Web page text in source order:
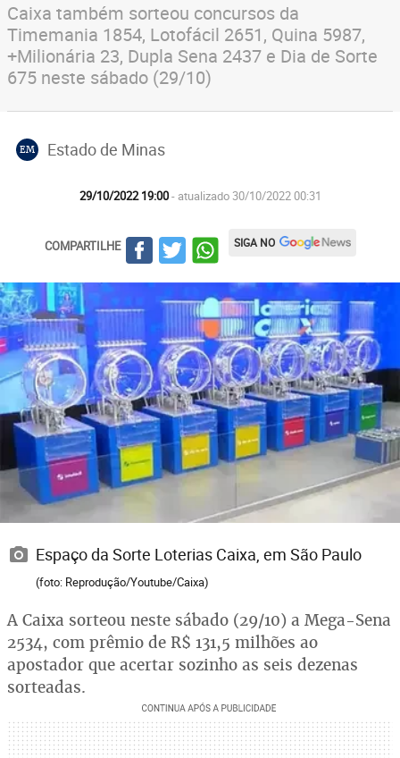
Caixa também sorteou concursos da
Timemania 1854, Lotofácil 2651, Quina 5987,
+Milionária 23, Dupla Sena 2437 e Dia de Sorte
675 neste sábado (29/10)
EM Estado de Minas
29/10/2022 19:00- atualizado 30/10/2022 00:31
COMPARTILHE SIGA NO
Espaço da Sorte Loterias Caixa, em São Paulo
(foto: Reprodução/Youtube/Caixa)
A Caixa sorteou neste sábado (29/10) a Mega-Sena
2534, com prêmio de R$ 131,5 milhões ao
apostador que acertar sozinho as seis dezenas
sorteadas.